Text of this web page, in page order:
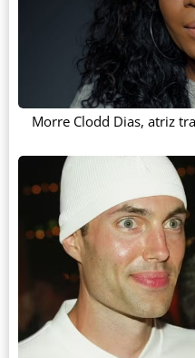
Morre Clodd Dias, atriz